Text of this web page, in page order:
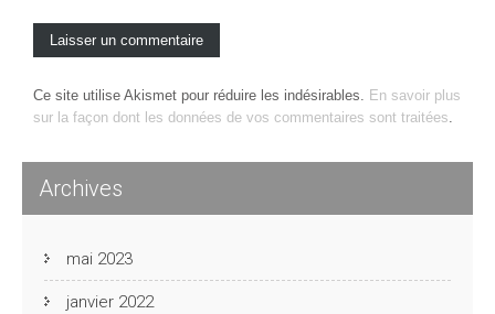
Ce site utilise Akismet pour réduire les indésirables. En savoir plus
sur la façon dont les données de vos commentaires sont traitées.
Archives
mai 2023
janvier 2022